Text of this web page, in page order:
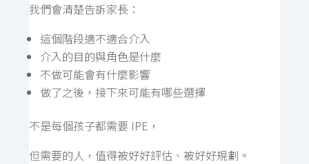
我們會清楚告訴家長：
這個階段適不適合介入
介入的目的與角色是什麼
不做可能會有什麼影響
做了之後，接下來可能有哪些選擇
不是每個孩子都需要 IPE，
但需要的人，值得被好好評估、被好好規劃。